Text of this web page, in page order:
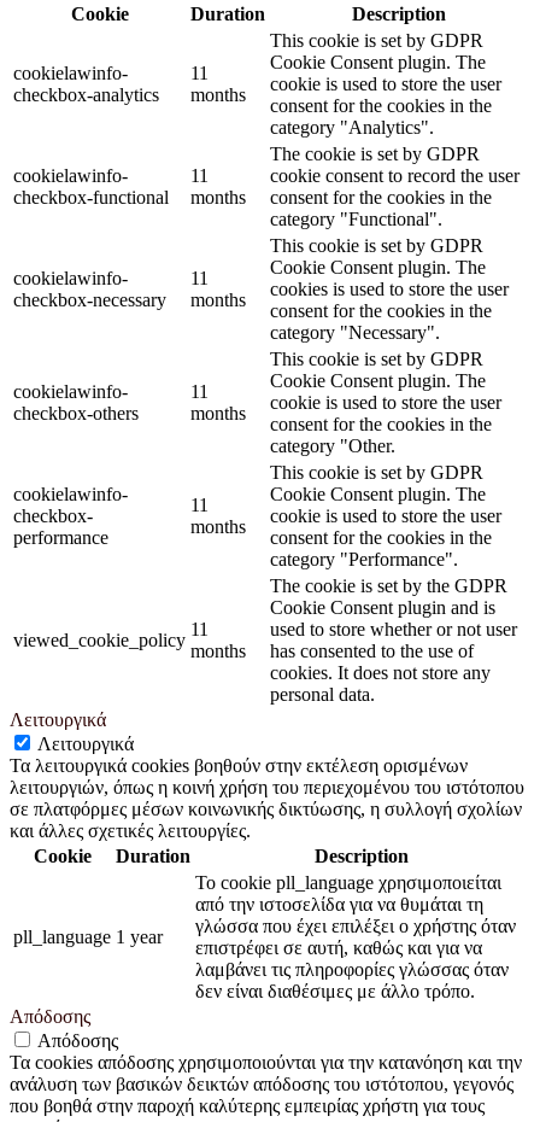
Cookie
Duration Description
cookielawinfo-
checkbox-analytics
11
months
This cookie is set by GDPR
Cookie Consent plugin. The
cookie is used to store the user
consent for the cookies in the
category "Analytics".
cookielawinfo-
checkbox-functional
11
months
The cookie is set by GDPR
cookie consent to record the user
consent for the cookies in the
category "Functional".
cookielawinfo-
checkbox-necessary
11
months
This cookie is set by GDPR
Cookie Consent plugin. The
cookies is used to store the user
consent for the cookies in the
category "Necessary".
cookielawinfo-
checkbox-others
11
months
This cookie is set by GDPR
Cookie Consent plugin. The
cookie is used to store the user
consent for the cookies in the
category "Other.
cookielawinfo-
checkbox-
performance
11
months
This cookie is set by GDPR
Cookie Consent plugin. The
cookie is used to store the user
consent for the cookies in the
category "Performance".
viewed_cookie_policy
11
months
The cookie is set by the GDPR
Cookie Consent plugin and is
used to store whether or not user
has consented to the use of
cookies. It does not store any
personal data.
Λειτουργικά
Λειτουργικά
Τα λειτουργικά cookies βοηθούν στην εκτέλεση ορισμένων
λειτουργιών, όπως η κοινή χρήση του περιεχομένου του ιστότοπου
σε πλατφόρμες μέσων κοινωνικής δικτύωσης, η συλλογή σχολίων
και άλλες σχετικές λειτουργίες.
Cookie
Duration Description
pll_language 1 year
Το cookie pll_language χρησιμοποιείται
από την ιστοσελίδα για να θυμάται τη
γλώσσα που έχει επιλέξει ο χρήστης όταν
επιστρέφει σε αυτή, καθώς και για να
λαμβάνει τις πληροφορίες γλώσσας όταν
δεν είναι διαθέσιμες με άλλο τρόπο.
Απόδοσης
Απόδοσης
Τα cookies απόδοσης χρησιμοποιούνται για την κατανόηση και την
ανάλυση των βασικών δεικτών απόδοσης του ιστότοπου, γεγονός
που βοηθά στην παροχή καλύτερης εμπειρίας χρήστη για τους